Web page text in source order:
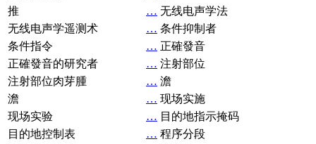
推
… 无线电声学法
无线电声学遥测术
… 条件抑制者
条件指令
… 正確發音
正確發音的研究者
… 注射部位
注射部位肉芽腫
… 澹
澹
… 现场实施
现场实验
… 目的地指示掩码
目的地控制表
… 程序分段